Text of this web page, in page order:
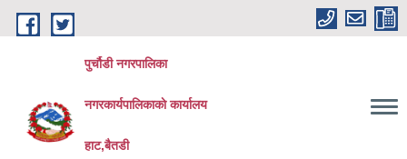
Skip to main content
पुर्चौडी नगरपालिका
नगरकार्यपालिकाकाे कार्यालय
हाट,बैतडी